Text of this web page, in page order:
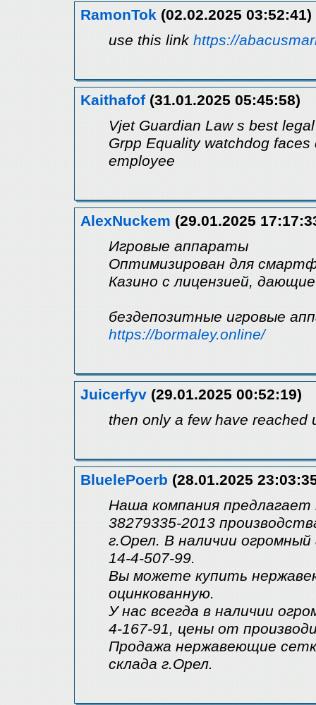
RamonTok (02.02.2025 03:52:41)
use this link https://
Kaithafof (31.01.2025 05:45:58)
Vjet Guardian Law s best
Grpp Equality watchdog
employee
AlexNuckem (29.01.2025
Игровые аппараты
Оптимизирован для
Казино с лицензией,
бездепозитные игровые
https://bormaley.online/
Juicerfyv (29.01.2025 00:52:19)
then only a few have reached
BluelePoerb (28.01.2025
Наша компания
38279335-2013
г.Орел. В наличии
14-4-507-99.
Вы можете купить
оцинкованную.
У нас всегда в наличии
4-167-91, цены от
Продажа нержавеющие
склада г.Орел.